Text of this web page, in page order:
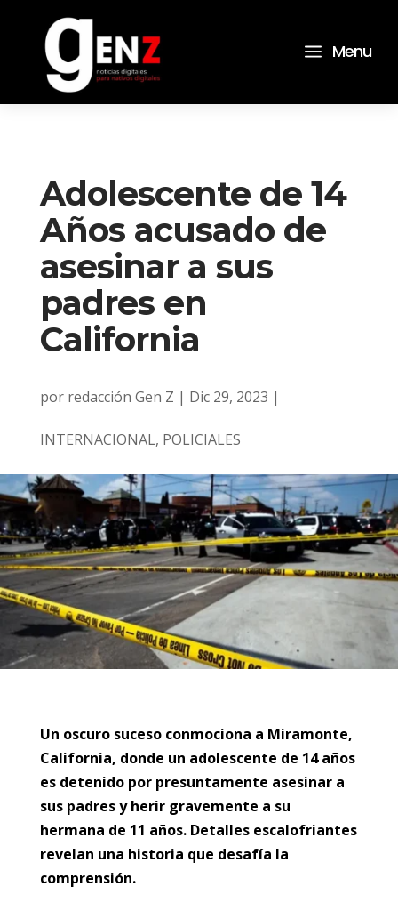
a Menu
Adolescente de 14
Años acusado de
asesinar a sus
padres en
California
por redacción Gen Z | Dic 29, 2023 |
INTERNACIONAL, POLICIALES
Un oscuro suceso conmociona a Miramonte,
California, donde un adolescente de 14 años
es detenido por presuntamente asesinar a
sus padres y herir gravemente a su
hermana de 11 años. Detalles escalofriantes
revelan una historia que desafía la
comprensión.